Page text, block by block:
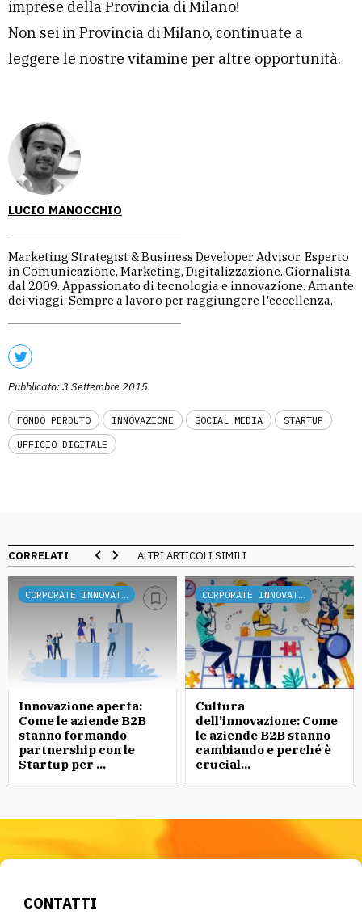
LUCIO MANOCCHIO
Marketing Strategist & Business Developer Advisor. Esperto
in Comunicazione, Marketing, Digitalizzazione. Giornalista
dal 2009. Appassionato di tecnologia e innovazione. Amante
dei viaggi. Sempre a lavoro per raggiungere l'eccellenza.
Pubblicato: 3 Settembre 2015
FONDO PERDUTO INNOVAZIONE SOCIAL MEDIA
STARTUP
UFFICIO DIGITALE
imprese della Provincia di Milano!
Non sei in Provincia di Milano, continuate a
leggere le nostre vitamine per altre opportunità.
CORRELATI ALTRI ARTICOLI SIMILI
Innovazione aperta:
Come le aziende B2B
stanno formando
partnership con le
Startup per ...
Cultura
dell’innovazione: Come
le aziende B2B stanno
cambiando e perché è
crucial...
CONTATTI